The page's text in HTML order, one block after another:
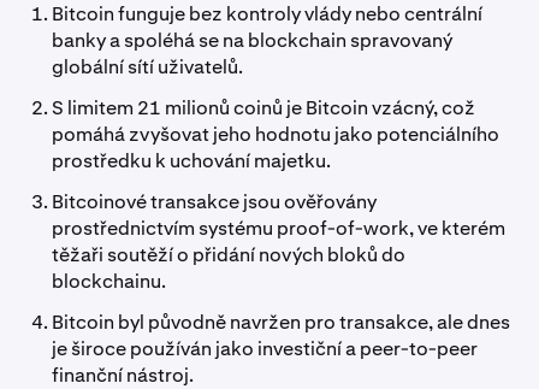
Bitcoin funguje bez kontroly vlády nebo centrální
banky a spoléhá se na blockchain spravovaný
globální sítí uživatelů.
S limitem 21 milionů coinů je Bitcoin vzácný, což
pomáhá zvyšovat jeho hodnotu jako potenciálního
prostředku k uchování majetku.
Bitcoinové transakce jsou ověřovány
prostřednictvím systému proof-of-work, ve kterém
těžaři soutěží o přidání nových bloků do
blockchainu.
Bitcoin byl původně navržen pro transakce, ale dnes
je široce používán jako investiční a peer-to-peer
finanční nástroj.